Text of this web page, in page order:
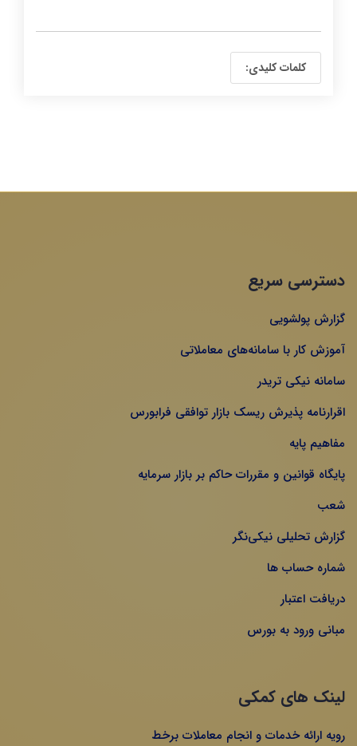
کلمات کلیدی:
دسترسی سریع
گزارش پولشویی
آموزش کار با سامانه‌های معاملاتی
سامانه نیکی تریدر
اقرارنامه پذیرش ریسک بازار توافقی فرابورس
مفاهیم پایه
پایگاه قوانین و مقررات حاکم بر بازار سرمایه
شعب
گزارش تحلیلی نیکی‌نگر
شماره حساب ها
دریافت اعتبار
مبانی ورود به بورس
لینک های کمکی
رویه ارائه خدمات و انجام معاملات برخط